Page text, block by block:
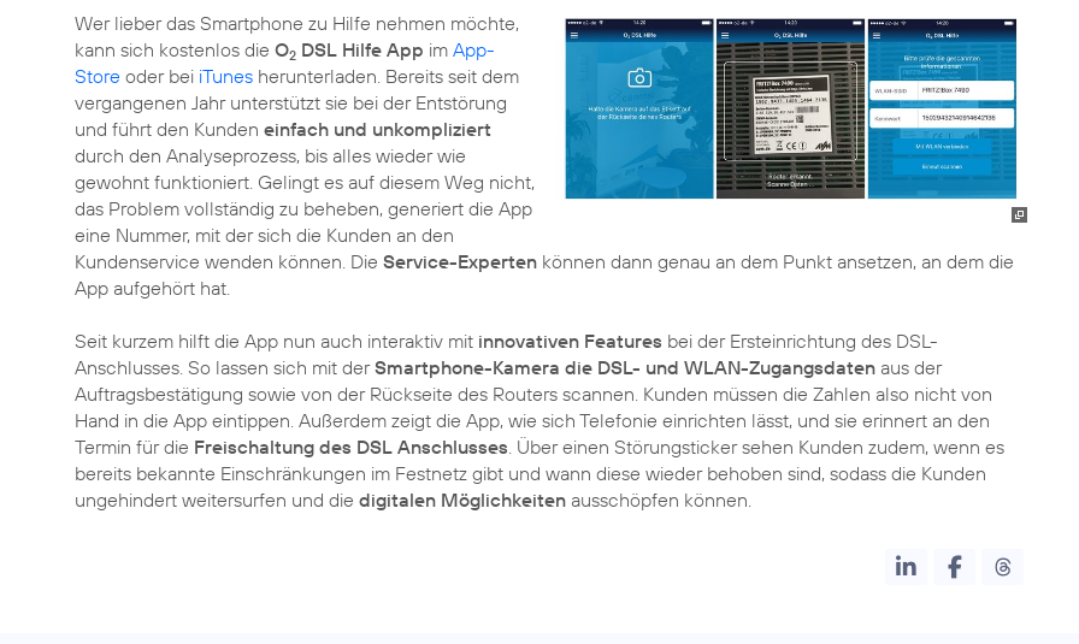
Wer lieber das Smartphone zu Hilfe nehmen möchte,
kann sich kostenlos die O2 DSL Hilfe App im App-
Store oder bei iTunes herunterladen. Bereits seit dem
vergangenen Jahr unterstützt sie bei der Entstörung
und führt den Kunden einfach und unkompliziert
durch den Analyseprozess, bis alles wieder wie
gewohnt funktioniert. Gelingt es auf diesem Weg nicht,
das Problem vollständig zu beheben, generiert die App
eine Nummer, mit der sich die Kunden an den
Kundenservice wenden können. Die Service-Experten können dann genau an dem Punkt ansetzen, an dem die
App aufgehört hat.
Seit kurzem hilft die App nun auch interaktiv mit innovativen Features bei der Ersteinrichtung des DSL-
Anschlusses. So lassen sich mit derSmartphone-Kamera die DSL- und WLAN-Zugangsdaten aus der
Auftragsbestätigung sowie von der Rückseite des Routers scannen. Kunden müssen die Zahlen also nicht von
Hand in die App eintippen. Außerdem zeigt die App, wie sich Telefonie einrichten lässt, und sie erinnert an den
Termin für die Freischaltung des DSL Anschlusses. Über einen Störungsticker sehen Kunden zudem, wenn es
bereits bekannte Einschränkungen im Festnetz gibt und wann diese wieder behoben sind, sodass die Kunden
ungehindert weitersurfen und die digitalen Möglichkeiten ausschöpfen können.